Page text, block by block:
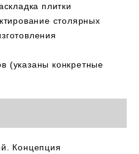
плитки
столярных
(указаны конкретные
Концепция